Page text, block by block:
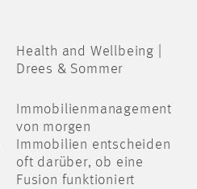
Health and Wellbeing |
Drees & Sommer
Immobilienmanagement
von morgen
Immobilien entscheiden
oft darüber, ob eine
Fusion funktioniert